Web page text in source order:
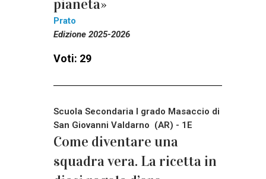
pianeta»
Prato
Edizione 2025-2026
Voti: 29
Scuola Secondaria I grado Masaccio di
San Giovanni Valdarno (AR) - 1E
Come diventare una
squadra vera. La ricetta in